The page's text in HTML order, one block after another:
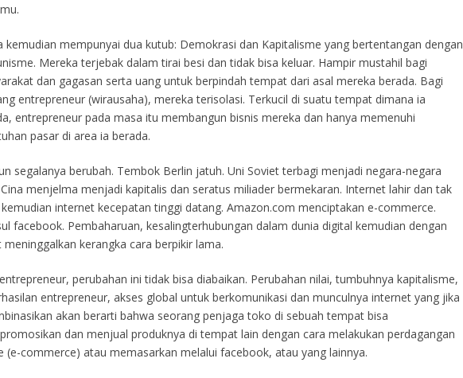
kemudian mempunyai dua kutub: Demokrasi dan Kapitalisme yang bertentangan dengan
Mereka terjebak dalam tirai besi dan tidak bisa keluar. Hampir mustahil bagi
dan gagasan serta uang untuk berpindah tempat dari asal mereka berada. Bagi
entrepreneur (wirausaha), mereka terisolasi. Terkucil di suatu tempat dimana ia
entrepreneur pada masa itu membangun bisnis mereka dan hanya memenuhi
pasar di area ia berada.
segalanya berubah. Tembok Berlin jatuh. Uni Soviet terbagi menjadi negara-negara
menjelma menjadi kapitalis dan seratus miliader bermekaran. Internet lahir dan tak
internet kecepatan tinggi datang. Amazon.com menciptakan e-commerce.
facebook. Pembaharuan, kesalingterhubungan dalam dunia digital kemudian dengan
meninggalkan kerangka cara berpikir lama.
perubahan ini tidak bisa diabaikan. Perubahan nilai, tumbuhnya kapitalisme,
entrepreneur, akses global untuk berkomunikasi dan munculnya internet yang jika
akan berarti bahwa seorang penjaga toko di sebuah tempat bisa
dan menjual produknya di tempat lain dengan cara melakukan perdagangan
(e-commerce) atau memasarkan melalui facebook, atau yang lainnya.